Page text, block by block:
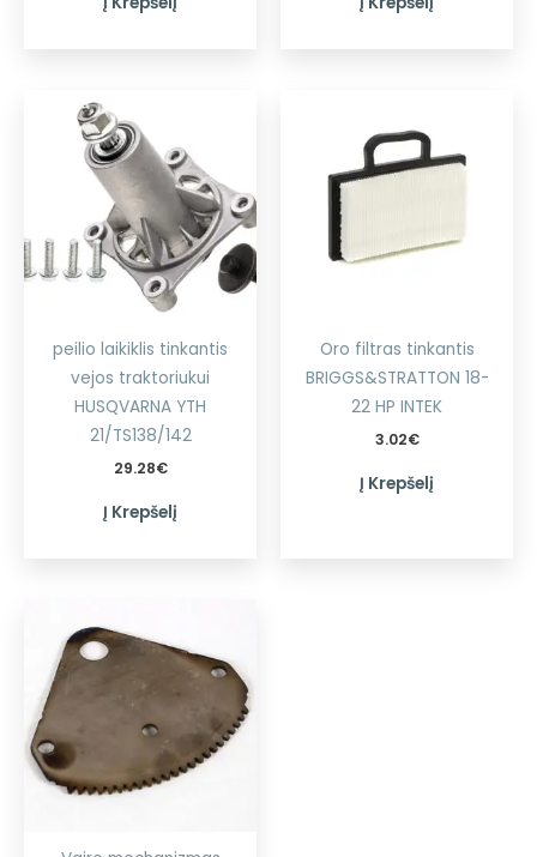
peilio laikiklis tinkantis
vejos traktoriukui
HUSQVARNA YTH
21/TS138/142
29.28€
Į Krepšelį
Oro filtras tinkantis
BRIGGS&STRATTON 18-
22 HP INTEK
3.02€
Į Krepšelį